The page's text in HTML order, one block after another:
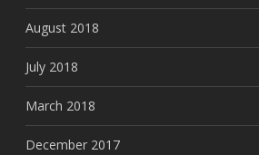
August 2018
July 2018
March 2018
December 2017